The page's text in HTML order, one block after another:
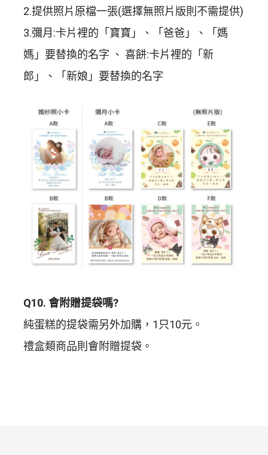
2.提供照片原檔一張(選擇無照片版則不需提供)
3.彌月:卡片裡的「寶寶」、「爸爸」、「媽
媽」要替換的名字 、 喜餅:卡片裡的「新
郎」、「新娘」要替換的名字
Q10. 會附贈提袋嗎?
純蛋糕的提袋需另外加購，1只10元。
禮盒類商品則會附贈提袋。